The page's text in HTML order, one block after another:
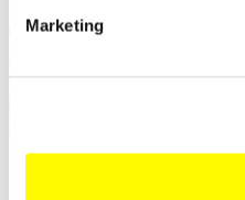
Marketing
搜索